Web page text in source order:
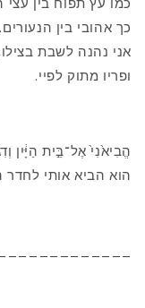
כך אהובי בין הנעורים.
אני נהנה לשבת
ופריו מתוק לפיי.
הֱבִיא֙נִי֙ אֶל־בֵּ֣ית הַיָּ֔יִן
הוא הביא אותי לחדר